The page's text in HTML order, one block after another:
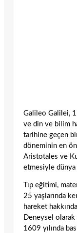
Galileo Galilei,
ve din ve bilim
tarihine geçen
döneminin en
Aristotales ve
etmesiyle
Tıp eğitimi,
25 yaşlarında
hareket
Deneysel
1609 yılında